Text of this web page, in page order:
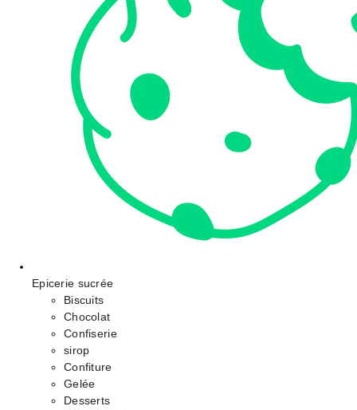
Epicerie sucrée
Biscuits
Chocolat
Confiserie
sirop
Confiture
Gelée
Desserts